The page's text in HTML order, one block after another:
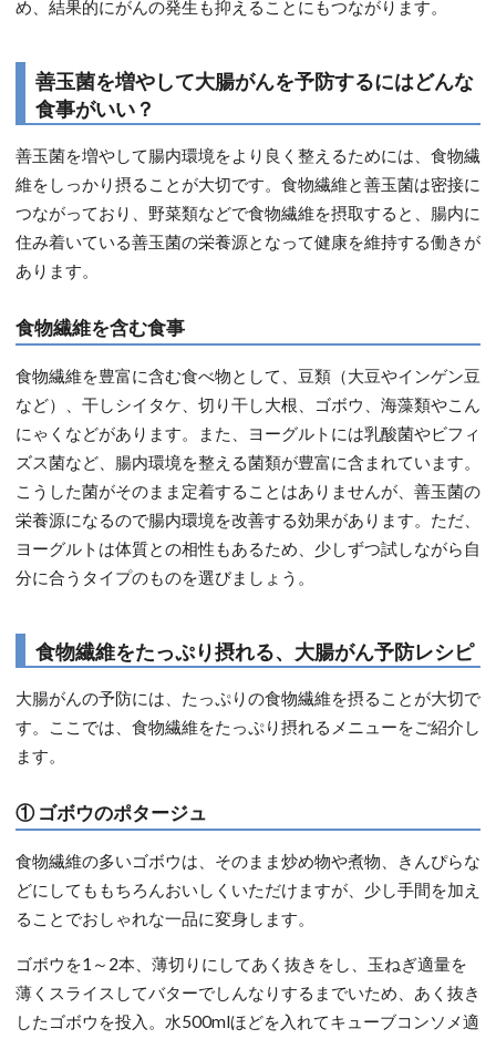
め、結果的にがんの発生も抑えることにもつながります。
善玉菌を増やして大腸がんを予防するにはどんな
食事がいい？
善玉菌を増やして腸内環境をより良く整えるためには、食物繊
維をしっかり摂ることが大切です。食物繊維と善玉菌は密接に
つながっており、野菜類などで食物繊維を摂取すると、腸内に
住み着いている善玉菌の栄養源となって健康を維持する働きが
あります。
食物繊維を含む食事
食物繊維を豊富に含む食べ物として、豆類（大豆やインゲン豆
など）、干しシイタケ、切り干し大根、ゴボウ、海藻類やこん
にゃくなどがあります。また、ヨーグルトには乳酸菌やビフィ
ズス菌など、腸内環境を整える菌類が豊富に含まれています。
こうした菌がそのまま定着することはありませんが、善玉菌の
栄養源になるので腸内環境を改善する効果があります。ただ、
ヨーグルトは体質との相性もあるため、少しずつ試しながら自
分に合うタイプのものを選びましょう。
食物繊維をたっぷり摂れる、大腸がん予防レシピ
大腸がんの予防には、たっぷりの食物繊維を摂ることが大切で
す。ここでは、食物繊維をたっぷり摂れるメニューをご紹介し
ます。
① ゴボウのポタージュ
食物繊維の多いゴボウは、そのまま炒め物や煮物、きんぴらな
どにしてももちろんおいしくいただけますが、少し手間を加え
ることでおしゃれな一品に変身します。
ゴボウを1～2本、薄切りにしてあく抜きをし、玉ねぎ適量を
薄くスライスしてバターでしんなりするまでいため、あく抜き
したゴボウを投入。水500mlほどを入れてキューブコンソメ適